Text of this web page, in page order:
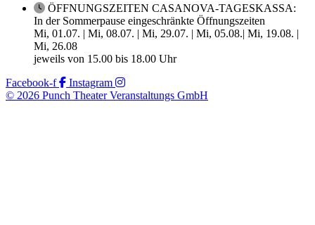
ÖFFNUNGSZEITEN CASANOVA-TAGESKASSA:
In der Sommerpause eingeschränkte Öffnungszeiten
Mi, 01.07. | Mi, 08.07. | Mi, 29.07. | Mi, 05.08.| Mi, 19.08. |
Mi, 26.08
jeweils von 15.00 bis 18.00 Uhr
Facebook-f
Instagram
© 2026 Punch Theater Veranstaltungs GmbH